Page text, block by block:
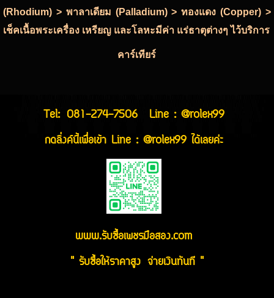
(Rhodium) > พาลาเดียม (Palladium) > ทองแดง (Copper) >
เช็คเนื้อพระเครื่อง เหรียญ และโลหะมีค่า แร่ธาตุต่างๆ ไว้บริการ
คาร์เทียร์
Tel: 081-274-7506
Line : @rolex99
กดลิ่งค์นี้เพื่อเข้า Line : @rolex99 ได้เลยค่ะ
www.รับซื้อเพชรมือสอง.com
" รับซื้อให้ราคาสูง จ่ายเงินทันที "